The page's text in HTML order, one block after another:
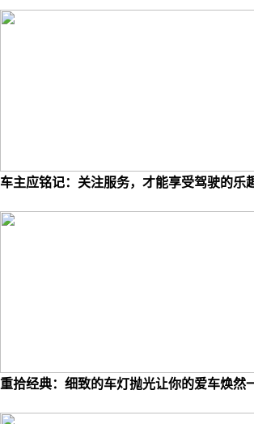
车主应铭记：关注服务，才能享受驾驶的乐
重拾经典：细致的车灯抛光让你的爱车焕然